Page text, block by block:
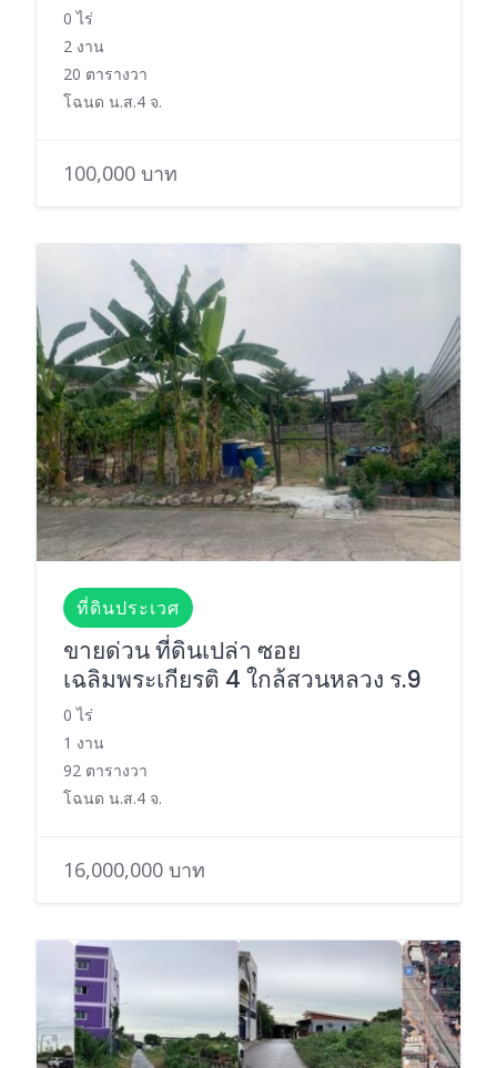
0 ไร่
2 งาน
20 ตารางวา
โฉนด น.ส.4 จ.
100,000 บาท
ที่ดินประเวศ
ขายด่วน ที่ดินเปล่า ซอย
เฉลิมพระเกียรติ 4 ใกล้สวนหลวง ร.9
0 ไร่
1 งาน
92 ตารางวา
โฉนด น.ส.4 จ.
16,000,000 บาท